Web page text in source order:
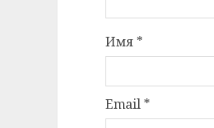
Имя *
Email *